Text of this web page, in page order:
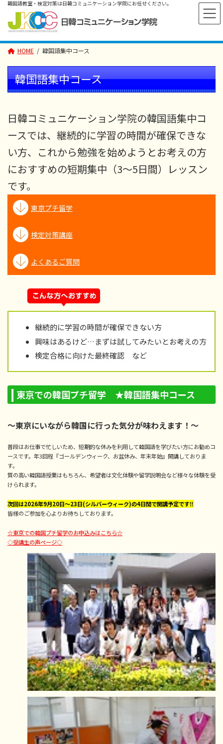
へ
ョ
HOME 韓国語集中コース
韓国語集中コース
日韓コミュニケーション学院の韓国語集中コ
ースでは、 継続的に学習の時間が確保できな
い方、これから勉強を始めようとお考えの方
におすすめの短期集中（3～5日間）レッスン
です。
東京プチ留学
検定対策講座
よくあるご質問
継続的に学習の時間が確保できない方
興味はあるけど…まずは試してみたいとお考えの方
検定合格に向けた最終確認 など
東京での韓国プチ留学 ★韓国語集中コース
～東京にいながら韓国に行った気分が味わえます！～
普段はお仕事で忙しいため、短期的な休みを利用して韓国語を学びたい方にお勧めコ
ースです。年3回程『ゴールデンウィーク、お盆休み、年末年始』開講しておりま
す。
質の高い韓国語授業はもちろん、希望者は文化体験や留学説明会など様々な体験を受
けられます。
次回は2026年9月20日～23日(シルバーウィーク)の4日間で開講予定です‼
皆様のご参加を心よりお待ちしております。
☆東京での韓国プチ留学のお申込みはこちら☆
◇受講生の声ページ◇